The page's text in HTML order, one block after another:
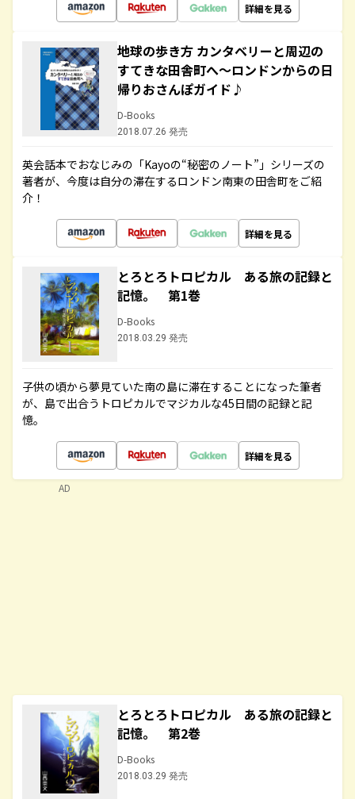
詳細を見る
地球の歩き方 カンタベリーと周辺の
すてきな田舎町へ～ロンドンからの日
帰りおさんぽガイド♪
D-Books
2018.07.26 発売
英会話本でおなじみの「Kayoの“秘密のノート”」シリーズの
著者が、今度は自分の滞在するロンドン南東の田舎町をご紹
介！
詳細を見る
とろとろトロピカル ある旅の記録と
記憶。 第1巻
D-Books
2018.03.29 発売
子供の頃から夢見ていた南の島に滞在することになった筆者
が、島で出合うトロピカルでマジカルな45日間の記録と記
憶。
詳細を見る
とろとろトロピカル ある旅の記録と
記憶。 第2巻
D-Books
2018.03.29 発売
AD